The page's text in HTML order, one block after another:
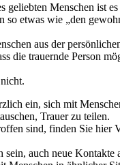
geliebten Menschen ist
so etwas wie „den
aus der
die trauernde Person
ein, sich mit
Trauer zu teilen.
sind, finden Sie hier
sein, auch neue Kontakte